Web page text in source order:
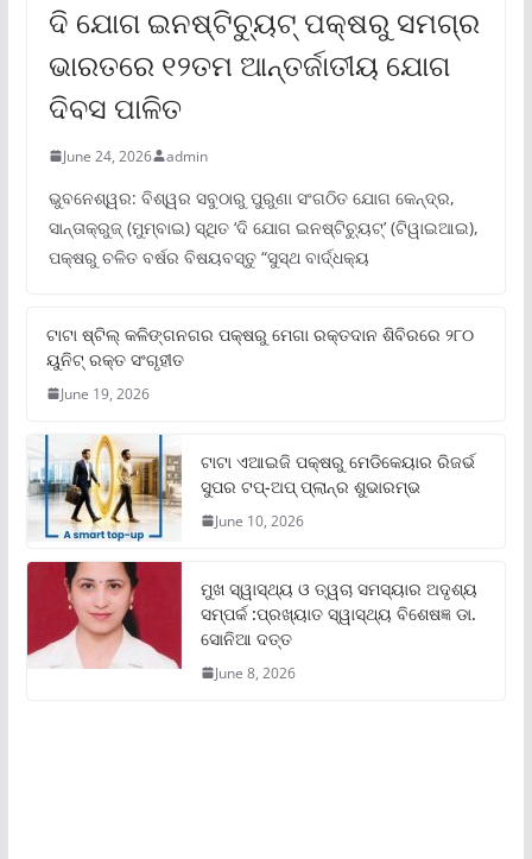
ଦି ଯୋଗ ଇନଷ୍ଟିଚ୍ୟୁଟ୍ ପକ୍ଷରୁ ସମଗ୍ର
ଭାରତରେ ୧୨ତମ ଆନ୍ତର୍ଜାତୀୟ ଯୋଗ
ଦିବସ ପାଳିତ
June 24, 2026 admin
ଭୁବନେଶ୍ୱର: ବିଶ୍ୱର ସବୁଠାରୁ ପୁରୁଣା ସଂଗଠିତ ଯୋଗ କେନ୍ଦ୍ର,
ସାନ୍ତାକ୍ରୁଜ୍ (ମୁମ୍ବାଇ) ସ୍ଥିତ ‘ଦି ଯୋଗ ଇନଷ୍ଟିଚ୍ୟୁଟ୍‌’ (ଟିୱାଇଆଇ),
ପକ୍ଷରୁ ଚଳିତ ବର୍ଷର ବିଷୟବସ୍ତୁ “ସୁସ୍ଥ ବାର୍ଦ୍ଧକ୍ୟ
ଟାଟା ଷ୍ଟିଲ୍‌ କଳିଙ୍ଗନଗର ପକ୍ଷରୁ ମେଗା ରକ୍ତଦାନ ଶିବିରରେ ୨୮୦
ୟୁନିଟ୍‌ ରକ୍ତ ସଂଗୃହୀତ
June 19, 2026
ଟାଟା ଏଆଇଜି ପକ୍ଷରୁ ମେଡିକେୟାର ରିଜର୍ଭ
ସୁପର ଟପ୍‌-ଅପ୍ ପ୍ଲାନ୍‌ର ଶୁଭାରମ୍ଭ
June 10, 2026
ମୁଖ ସ୍ୱାସ୍ଥ୍ୟ ଓ ତ୍ୱଚା ସମସ୍ୟାର ଅଦୃଶ୍ୟ
ସମ୍ପର୍କ :ପ୍ରଖ୍ୟାତ ସ୍ୱାସ୍ଥ୍ୟ ବିଶେଷଜ୍ଞ ଡା.
ସୋନିଆ ଦତ୍ତ
June 8, 2026